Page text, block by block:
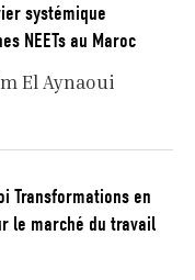
systémique
NEETs au Maroc
El Aynaoui
Transformations en
le marché du travail